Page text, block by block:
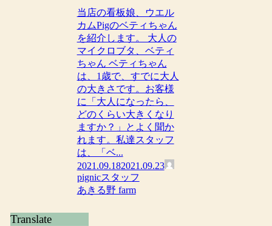
当店の看板娘、ウエル
カムPigのベティちゃん
を紹介します。 大人の
マイクロブタ、ベティ
ちゃん ベティちゃん
は、1歳で、すでに大人
の大きさです。お客様
に「大人になったら、
どのくらい大きくなり
ますか？」とよく聞か
れます。私達スタッフ
は、「ベ...
2021.09.182021.09.23
pignicスタッフ
あきる野 farm
Translate